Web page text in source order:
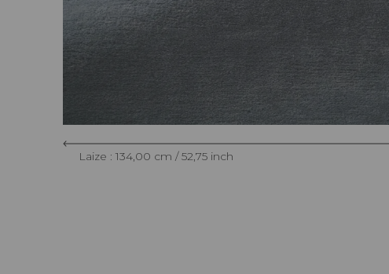
Laize : 134,00 cm / 52,75 inch